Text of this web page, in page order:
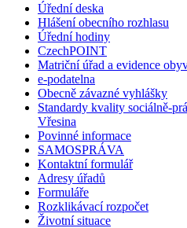
Úřední deska
Hlášení obecního rozhlasu
Úřední hodiny
CzechPOINT
Matriční úřad a evidence
e-podatelna
Obecně závazné vyhlášky
Standardy kvality sociálně-
Vřesina
Povinné informace
SAMOSPRÁVA
Kontaktní formulář
Adresy úřadů
Formuláře
Rozklikávací rozpočet
Životní situace